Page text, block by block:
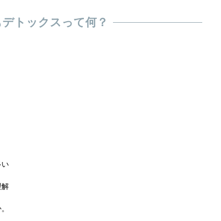
トックスって何？
解